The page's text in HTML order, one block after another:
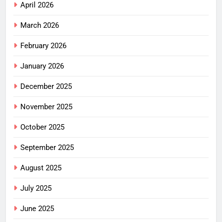
April 2026
March 2026
February 2026
January 2026
December 2025
November 2025
October 2025
September 2025
August 2025
July 2025
June 2025